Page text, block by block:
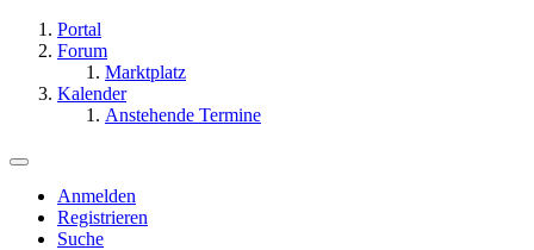
Portal
Forum
Marktplatz
Kalender
Anstehende Termine
Anmelden
Registrieren
Suche